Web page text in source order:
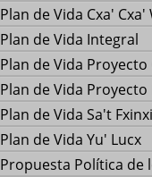
Plan de Vida Cxa' Cxa'
Plan de Vida Integral
Plan de Vida Proyecto
Plan de Vida Proyecto
Plan de Vida Sa't
Plan de Vida Yu' Lucx
Propuesta Política de